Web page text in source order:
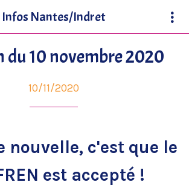
Infos Nantes/Indret
du 10 novembre 2020
10/11/2020
nouvelle, c'est que le
est accepté !